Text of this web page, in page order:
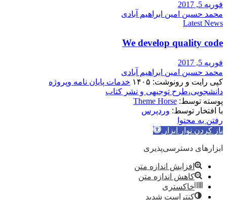
فوریه 5, 2017
محمد حسین امین ابراهیم آبادی
Latest News
We develop quality code
فوریه 5, 2017
محمد حسین امین ابراهیم آبادی
کپی رایت و رونوشت: ۱۴۰۵
خدمات پایان نامه وپروژه
دانشجویی،طرح توجیهی و نشر کتاب
پوسته توسط: Theme Horse
با افتخار توسط: وردپرس
رفتن به محتوا
باز کردن نوار ابزار
ابزارهای دسترسی‌پذیری
افزایش اندازه متن
کاهش اندازه متن
خاکستری
کنتراست شدید